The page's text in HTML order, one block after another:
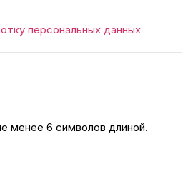
персональных данных
менее 6 символов длиной.